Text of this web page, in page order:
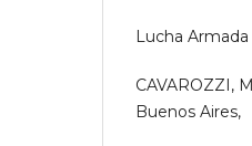
Lucha
CAVAROZZI,
Buenos Aires,